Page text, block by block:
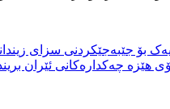
بۆ جێبەجێکردنی سزای
چەکدارەکانی ئێران